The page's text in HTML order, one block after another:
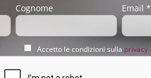
Cognome Email *
Accetto le condizioni sulla privacy